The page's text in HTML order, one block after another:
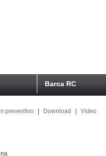
Barca RC
preventivo Download Video